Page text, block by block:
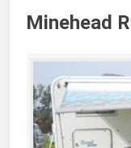
Minehead